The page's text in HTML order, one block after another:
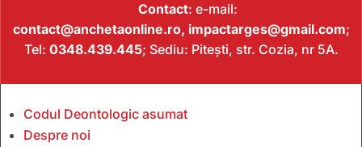
Contact: e-mail:
contact@anchetaonline.ro, impactarges@gmail.com;
Tel: 0348.439.445; Sediu: Pitești, str. Cozia, nr 5A.
Codul Deontologic asumat
Despre noi